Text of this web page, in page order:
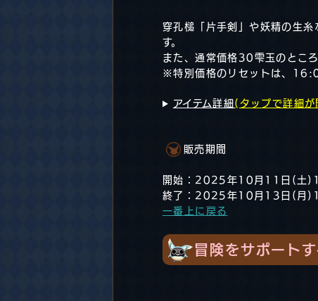
穿孔槌「片手剣」や妖精の生
す。
また、通常価格30雫玉のとこ
※特別価格のリセットは、
アイテム詳細 (タップで詳細が
販売期間
開始：2025年10月11日(土
終了：2025年10月13日(月
一番上に戻る
冒険をサポート